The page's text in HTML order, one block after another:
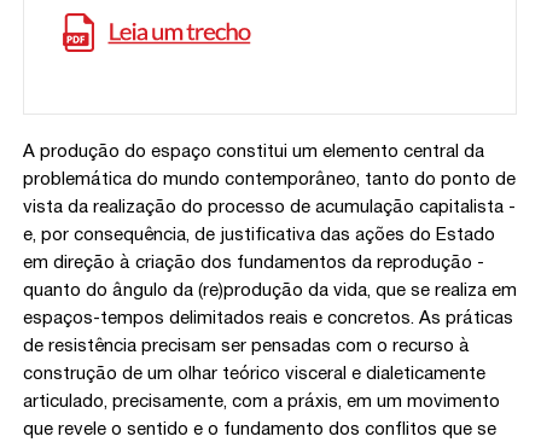
A produção do espaço constitui um elemento central da
problemática do mundo contemporâneo, tanto do ponto de
vista da realização do processo de acumulação capitalista -
e, por consequência, de justificativa das ações do Estado
em direção à criação dos fundamentos da reprodução -
quanto do ângulo da (re)produção da vida, que se realiza em
espaços-tempos delimitados reais e concretos. As práticas
de resistência precisam ser pensadas com o recurso à
construção de um olhar teórico visceral e dialeticamente
articulado, precisamente, com a práxis, em um movimento
que revele o sentido e o fundamento dos conflitos que se